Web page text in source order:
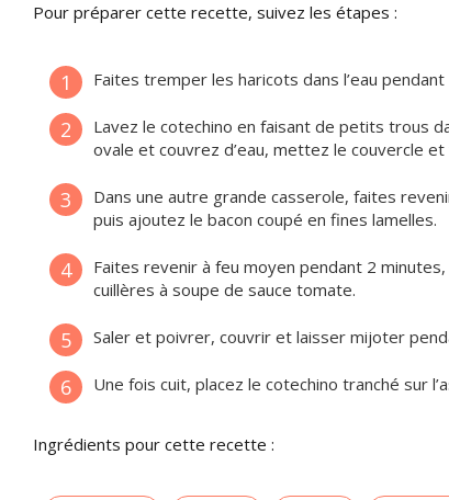
Pour préparer cette recette, suivez les étapes :
1 Faites tremper les haricots dans l’eau
2
Lavez le cotechino en faisant de petits trous
ovale et couvrez d’eau, mettez le couvercle
3
Dans une autre grande casserole, faites
puis ajoutez le bacon coupé en fines lamelles.
4
Faites revenir à feu moyen pendant 2
cuillères à soupe de sauce tomate.
5 Saler et poivrer, couvrir et laisser mijoter
6 Une fois cuit, placez le cotechino tranché sur
Ingrédients pour cette recette :